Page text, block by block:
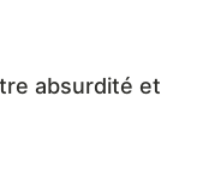
absurdité et